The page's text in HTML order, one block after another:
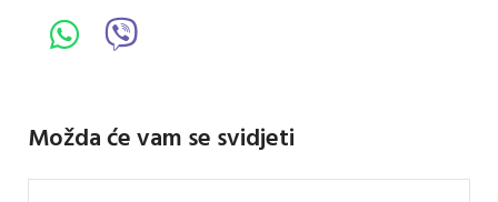
Možda će vam se svidjeti